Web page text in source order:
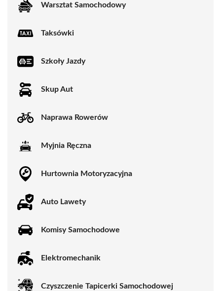
Warsztat Samochodowy
Taksówki
Szkoły Jazdy
Skup Aut
Naprawa Rowerów
Myjnia Ręczna
Hurtownia Motoryzacyjna
Auto Lawety
Komisy Samochodowe
Elektromechanik
Czyszczenie Tapicerki Samochodowej